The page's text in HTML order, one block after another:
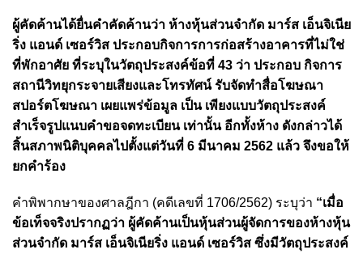
ผู้คัดค้านได้ยื่นคำคัดค้านว่า ห้างหุ้นส่วนจํากัด มาร์ส เอ็นจิเนีย
ริ่ง แอนด์ เซอร์วิส ประกอบกิจการการก่อสร้างอาคารที่ไม่ใช่
ที่พักอาศัย ที่ระบุในวัตถุประสงค์ข้อที่ 43 ว่า ประกอบ กิจการ
สถานีวิทยุกระจายเสียงและโทรทัศน์ รับจัดทําสื่อโฆษณา
สปอร์ตโฆษณา เผยแพร่ข้อมูล เป็น เพียงแบบวัตถุประสงค์
สําเร็จรูปแนบคําขอจดทะเบียน เท่านั้น อีกทั้งห้าง ดังกล่าวได้
สิ้นสภาพนิติบุคคลไปตั้งแต่วันที่ 6 มีนาคม 2562 แล้ว จึงขอให้
ยกคําร้อง
คำพิพากษาของศาลฎีกา (คดีเลขที่ 1706/2562) ระบุว่า “เมื่อ
ข้อเท็จจริงปรากฏว่า ผู้คัดค้านเป็นหุ้นส่วนผู้จัดการของห้างหุ้น
ส่วนจํากัด มาร์ส เอ็นจิเนียริ่ง แอนด์ เซอร์วิส ซึ่งมีวัตถุประสงค์